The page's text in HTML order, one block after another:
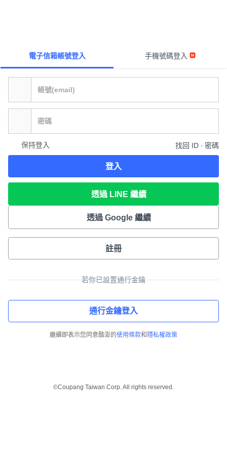
電子信箱帳號登入 手機號碼登入
保持登入 找回 ID ∙ 密碼
登入
透過 LINE 繼續
透過 Google 繼續
註冊
若你已設置通行金鑰
通行金鑰登入
繼續即表示您同意酷澎的使用條款和 隱私權政策
©Coupang Taiwan Corp. All rights reserved.